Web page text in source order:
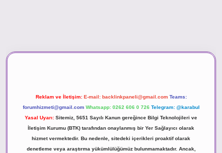
Reklam ve İletişim: E-mail: backlinkpaneli@gmail.com Teams:
forumhizmeti@gmail.com Whatsapp: 0262 606 0 726 Telegram: @karabul
Yasal Uyarı: Sitemiz, 5651 Sayılı Kanun gereğince Bilgi Teknolojileri ve
İletişim Kurumu (BTK) tarafından onaylanmış bir Yer Sağlayıcı olarak
hizmet vermektedir. Bu nedenle, sitedeki içerikleri proaktif olarak
denetleme veya araştırma yükümlülüğümüz bulunmamaktadır. Ancak,